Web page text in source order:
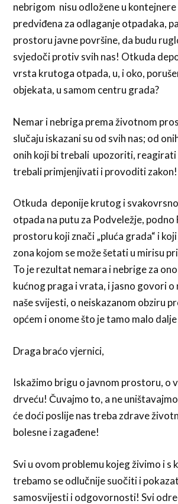
nebrigom nisu odložene u
predviđena za odlaganje otpadaka,
prostoru javne površine, da budu
svjedoči protiv svih nas! Otkuda
vrsta krutoga otpada, u, i oko,
objekata, u samom centru grada?
Nemar i nebriga prema životnom
slučaju iskazani su od svih nas; od
onih koji bi trebali upozoriti, reagirati
trebali primjenjivati i provoditi zakon!
Otkuda deponije krutog i
otpada na putu za Podveležje, podno
prostoru koji znači „pluća grada“ i
zona kojom se može šetati u mirisu
To je rezultat nemara i nebrige za
kućnog praga i vrata, i jasno govori o
naše svijesti, o neiskazanom obziru
općem i onome što je tamo malo
Draga braćo vjernici,
Iskažimo brigu o javnom prostoru, o
drveću! Čuvajmo to, a ne
će doći poslije nas treba zdrave
bolesne i zagađene!
Svi u ovom problemu kojeg živimo i s
trebamo se odlučnije suočiti i
samosvijesti i odgovornosti! Svi